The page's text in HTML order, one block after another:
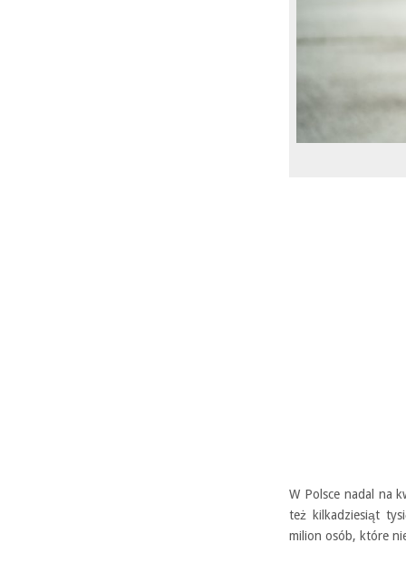
W Polsce nadal na
też kilkadziesiąt
milion osób, które